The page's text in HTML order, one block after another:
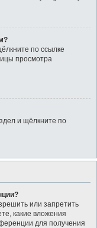
по ссылке
просмотра
и щёлкните по
или запретить
какие вложения
для получения